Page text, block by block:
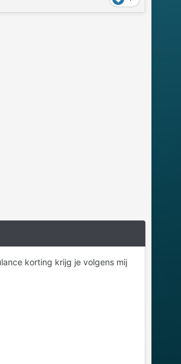
korting krijg je volgens mij